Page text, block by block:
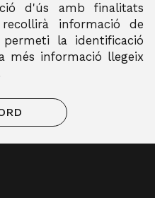
d'ús amb finalitats
informació de
la identificació
més informació llegeix